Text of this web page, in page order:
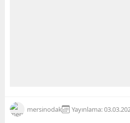
mersinodak Yayınlama: